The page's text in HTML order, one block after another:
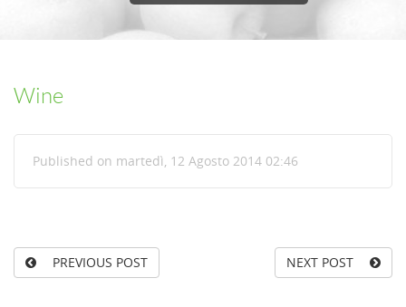
Wine
Published on martedì, 12 Agosto 2014 02:46
PREVIOUS POST NEXT POST